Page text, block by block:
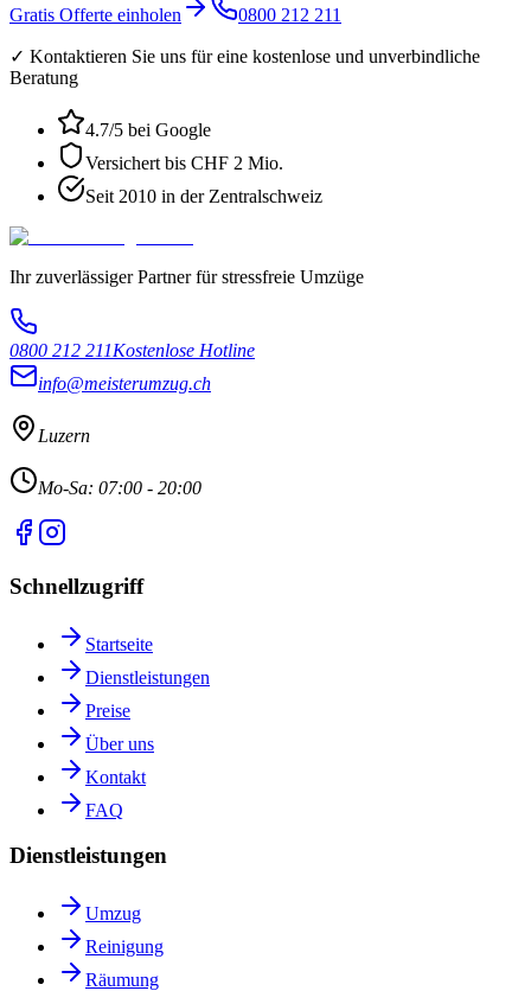
Gratis Offerte einholen 0800 212 211
✓ Kontaktieren Sie uns für eine kostenlose und unverbindliche
Beratung
4.7/5 bei Google
Versichert bis CHF 2 Mio.
Seit 2010 in der Zentralschweiz
Ihr zuverlässiger Partner für stressfreie Umzüge
0800 212 211Kostenlose Hotline
info@meisterumzug.ch
Luzern
Mo-Sa: 07:00 - 20:00
Schnellzugriff
Startseite
Dienstleistungen
Preise
Über uns
Kontakt
FAQ
Dienstleistungen
Umzug
Reinigung
Räumung